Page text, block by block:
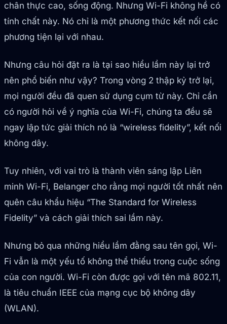
chân thực cao, sống động. Nhưng Wi-Fi không hề có
tính chất này. Nó chỉ là một phương thức kết nối các
phương tiện lại với nhau.
Nhưng câu hỏi đặt ra là tại sao hiểu lầm này lại trở
nên phổ biến như vậy? Trong vòng 2 thập kỷ trở lại,
mọi người đều đã quen sử dụng cụm từ này. Chỉ cần
có người hỏi về ý nghĩa của Wi-Fi, chúng ta đều sẽ
ngay lập tức giải thích nó là “wireless fidelity”, kết nối
không dây.
Tuy nhiên, với vai trò là thành viên sáng lập Liên
minh Wi-Fi, Belanger cho rằng mọi người tốt nhất nên
quên câu khẩu hiệu “The Standard for Wireless
Fidelity” và cách giải thích sai lầm này.
Nhưng bỏ qua những hiểu lầm đằng sau tên gọi, Wi-
Fi vẫn là một yếu tố không thể thiếu trong cuộc sống
của con người. Wi-Fi còn được gọi với tên mã 802.11,
là tiêu chuẩn IEEE của mạng cục bộ không dây
(WLAN).